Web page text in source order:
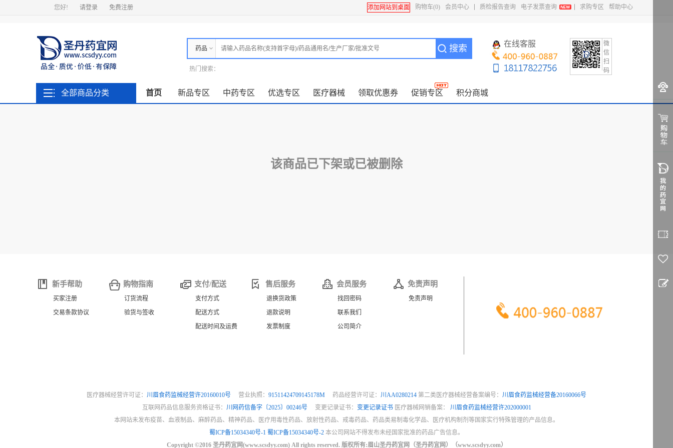
您好! 请登录 免费注册 添加网站到桌面 购物车(0) 会员中心 质检报告查询 电子发票查询 求购专区 帮助中心
药品 搜索
热门搜索：
在线客服
微
信
扫
码
全部商品分类 首页 新品专区 中药专区 优选专区 医疗器械 领取优惠券 促销专区 积分商城
该商品已下架或已被删除
新手帮助
买家注册
交易条款协议
购物指南
订货流程
验货与签收
支付/配送
支付方式
配送方式
配送时间及运费
售后服务
退换货政策
退款说明
发票制度
会员服务
找回密码
联系我们
公司简介
免责声明
免责声明
医疗器械经营许可证： 川眉食药监械经营许20160010号 营业执照： 91511424709145178M 药品经营许可证： 川AA0280214 第二类医疗器械经营备案编号： 川眉食药监械经营备20160066号
互联网药品信息服务资格证书： 川网药信备字〔2025〕00246号 变更记录证书： 变更记录证书医疗器械网销备案： 川眉食药监械经营许202000001
本网站未发布疫苗、血液制品、麻醉药品、精神药品、医疗用毒性药品、放射性药品、戒毒药品、药品类易制毒化学品、医疗机构制剂等国家实行特殊管理的产品信息。
蜀ICP备15034340号-1 蜀ICP备15034340号-2 本公司网站不得发布未经国家批准的药品广告信息。
Copyright ©2016 圣丹药宜网(www.scsdyy.com) All rights reserved. 版权所有:眉山圣丹药宜网（圣丹药宜网）（www.scsdyy.com）